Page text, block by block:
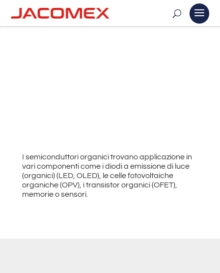
I semiconduttori organici trovano applicazione in
vari componenti come i diodi a emissione di luce
(organici) (LED, OLED), le celle fotovoltaiche
organiche (OPV), i transistor organici (OFET),
memorie o sensori.